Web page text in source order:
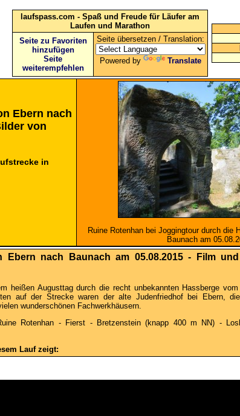
laufspass.com - Spaß und Freude für Läufer am
Laufen und Marathon
Seite zu Favoriten
hinzufügen
Seite
weiterempfehlen
Seite übersetzen / Translation:
Powered by Translate
Ebern nach
von
in
Ruine Rotenhan bei Joggingtour durch die
Baunach am
nach Baunach am 05.08.2015 - Film
heißen Augusttag durch die recht unbekannten Hassberge
auf der Strecke waren der alte Judenfriedhof bei Ebern,
wunderschönen Fachwerkhäusern.
Rotenhan - Fierst - Bretzenstein (knapp 400 m NN) -
Lauf zeigt: